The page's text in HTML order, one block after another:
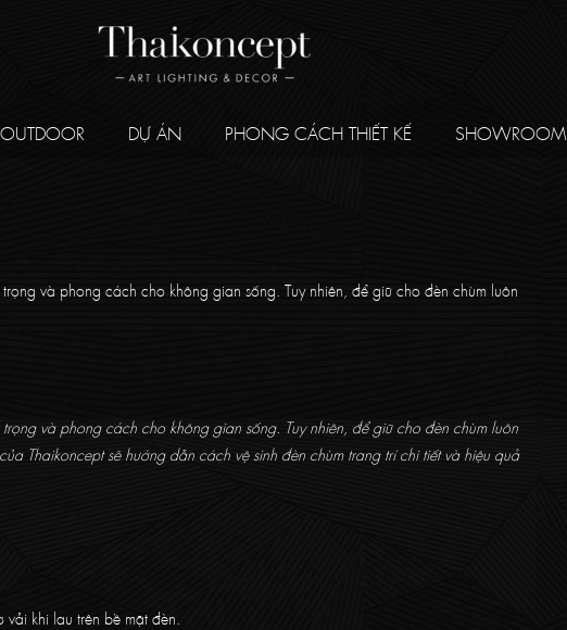
OUTDOOR DỰ ÁN PHONG CÁCH THIẾT KẾ SHOWROOM
và phong cách cho không gian sống. Tuy nhiên, để giữ cho đèn chùm luôn
và phong cách cho không gian sống. Tuy nhiên, để giữ cho đèn chùm luôn
Thaikoncept sẽ hướng dẫn cách vệ sinh đèn chùm trang trí chi tiết và hiệu quả
khi lau trên bề mặt đèn.